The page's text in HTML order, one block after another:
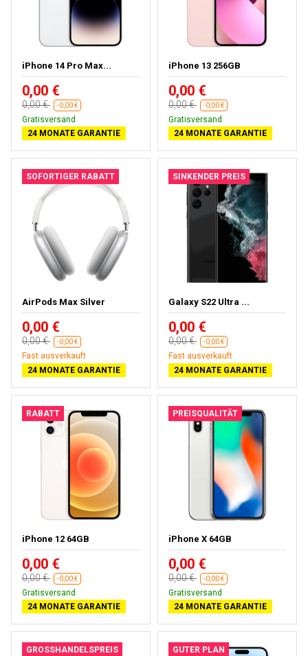
iPhone 14 Pro Max...
0,00 €
0,00 € -0,00 €
Gratisversand
24 MONATE GARANTIE
iPhone 13 256GB
0,00 €
0,00 € -0,00 €
Gratisversand
24 MONATE GARANTIE
SOFORTIGER RABATT
AirPods Max Silver
0,00 €
0,00 € -0,00 €
Fast ausverkauft
24 MONATE GARANTIE
SINKENDER PREIS
Galaxy S22 Ultra ...
0,00 €
0,00 € -0,00 €
Fast ausverkauft
24 MONATE GARANTIE
RABATT
iPhone 12 64GB
0,00 €
0,00 € -0,00 €
Gratisversand
24 MONATE GARANTIE
PREISQUALITÄT
iPhone X 64GB
0,00 €
0,00 € -0,00 €
Gratisversand
24 MONATE GARANTIE
GROSSHANDELSPREIS GUTER PLAN